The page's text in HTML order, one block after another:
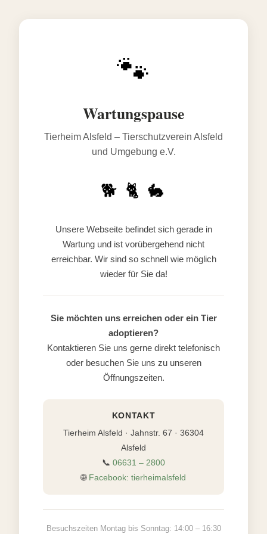
🐾
Wartungspause
Tierheim Alsfeld – Tierschutzverein Alsfeld
und Umgebung e.V.
🐕 🐈 🐇
Unsere Webseite befindet sich gerade in
Wartung und ist vorübergehend nicht
erreichbar. Wir sind so schnell wie möglich
wieder für Sie da!
Sie möchten uns erreichen oder ein Tier
adoptieren?
Kontaktieren Sie uns gerne direkt telefonisch
oder besuchen Sie uns zu unseren
Öffnungszeiten.
KONTAKT
Tierheim Alsfeld · Jahnstr. 67 · 36304
Alsfeld
📞 06631 – 2800
🌐 Facebook: tierheimalsfeld
Besuchszeiten Montag bis Sonntag: 14:00 – 16:30